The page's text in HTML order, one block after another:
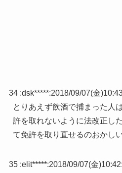
34 :dsk*****:2018/09/07(金
とりあえず飲酒で捕まった人
許を取れないように法改正し
て免許を取り直せるのおかし
35 :elit*****:2018/09/07(金